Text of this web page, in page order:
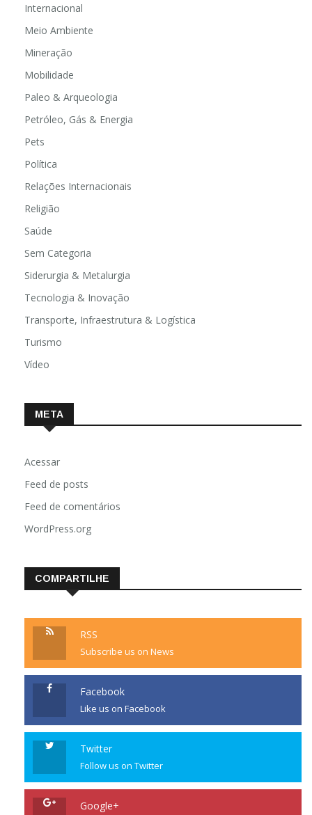
Internacional
Meio Ambiente
Mineração
Mobilidade
Paleo & Arqueologia
Petróleo, Gás & Energia
Pets
Política
Relações Internacionais
Religião
Saúde
Sem Categoria
Siderurgia & Metalurgia
Tecnologia & Inovação
Transporte, Infraestrutura & Logística
Turismo
Vídeo
META
Acessar
Feed de posts
Feed de comentários
WordPress.org
COMPARTILHE
RSS
Subscribe us on News
Facebook
Like us on Facebook
Twitter
Follow us on Twitter
Google+